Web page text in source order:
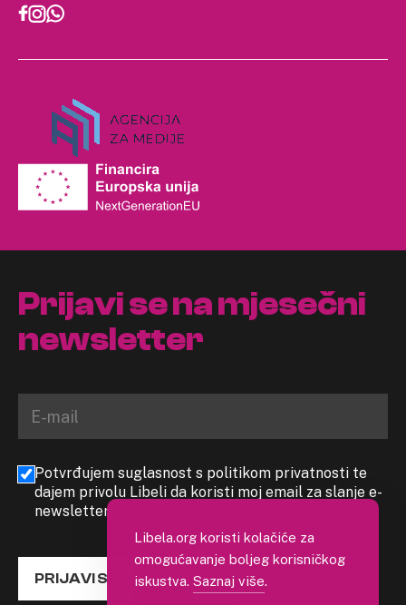
Prijavi se na mjesečni
newsletter
Potvrđujem suglasnost s politikom privatnosti te
dajem privolu Libeli da koristi moj email za slanje e-
newslettera
PRIJAVI SE
Libela.org koristi kolačiće za
omogućavanje boljeg korisničkog
iskustva. Saznaj više.